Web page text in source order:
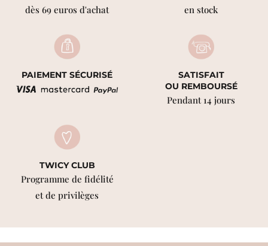
dès 69 euros d'achat
en stock
PAIEMENT SÉCURISÉ
SATISFAIT
OU REMBOURSÉ
Pendant 14 jours
TWICY CLUB
Programme de fidélité
et de privilèges